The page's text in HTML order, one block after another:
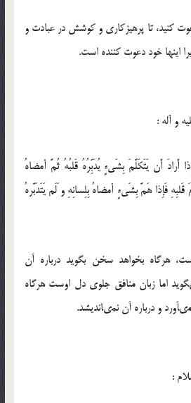
كنيد، تا پرهيزكارى و كوشش در عبادت و
اينها خود دعوت كننده است.
أَرادَ أَن يَتَكَلَّمَ بِشَيءٍ يُدَبِّرُهُ قَلبُهُ ثُمَّ أمضاهُ
قَلبِهِ فَإِذا هَمَّ بِشَيءٍ أمضاهُ بِلِسانِهِ و َلَم يَتَدَبَّرهُ
هرگاه بخواهد سخن بگويد درباره آن
اما زبان منافق جلوى دل اوست هرگاه
و درباره آن نمى‏انديشد.